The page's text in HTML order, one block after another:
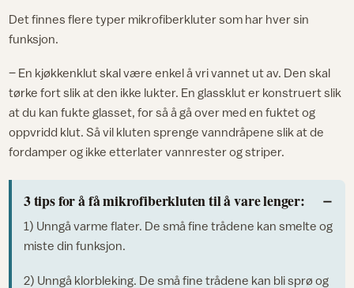
Det finnes flere typer mikrofiberkluter som har hver sin
funksjon.
– En kjøkkenklut skal være enkel å vri vannet ut av. Den skal
tørke fort slik at den ikke lukter. En glassklut er konstruert slik
at du kan fukte glasset, for så å gå over med en fuktet og
oppvridd klut. Så vil kluten sprenge vanndråpene slik at de
fordamper og ikke etterlater vannrester og striper.
3 tips for å få mikrofiberkluten til å vare lenger:
1) Unngå varme flater. De små fine trådene kan smelte og
miste din funksjon.
2) Unngå klorbleking. De små fine trådene kan bli sprø og